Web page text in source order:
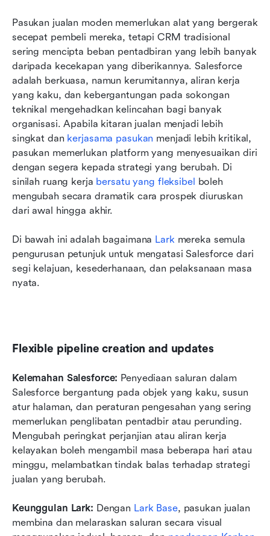
Pasukan jualan moden memerlukan alat yang bergerak
secepat pembeli mereka, tetapi CRM tradisional
sering mencipta beban pentadbiran yang lebih banyak
daripada kecekapan yang diberikannya. Salesforce
adalah berkuasa, namun kerumitannya, aliran kerja
yang kaku, dan kebergantungan pada sokongan
teknikal mengehadkan kelincahan bagi banyak
organisasi. Apabila kitaran jualan menjadi lebih
singkat dan kerjasama pasukan menjadi lebih kritikal,
pasukan memerlukan platform yang menyesuaikan diri
dengan segera kepada strategi yang berubah. Di
sinilah ruang kerja bersatu yang fleksibel boleh
mengubah secara dramatik cara prospek diuruskan
dari awal hingga akhir.
Di bawah ini adalah bagaimana Lark mereka semula
pengurusan petunjuk untuk mengatasi Salesforce dari
segi kelajuan, kesederhanaan, dan pelaksanaan masa
nyata.
Flexible pipeline creation and updates
Kelemahan Salesforce: Penyediaan saluran dalam
Salesforce bergantung pada objek yang kaku, susun
atur halaman, dan peraturan pengesahan yang sering
memerlukan penglibatan pentadbir atau perunding.
Mengubah peringkat perjanjian atau aliran kerja
kelayakan boleh mengambil masa beberapa hari atau
minggu, melambatkan tindak balas terhadap strategi
jualan yang berubah.
Keunggulan Lark: Dengan Lark Base, pasukan jualan
membina dan melaraskan saluran secara visual